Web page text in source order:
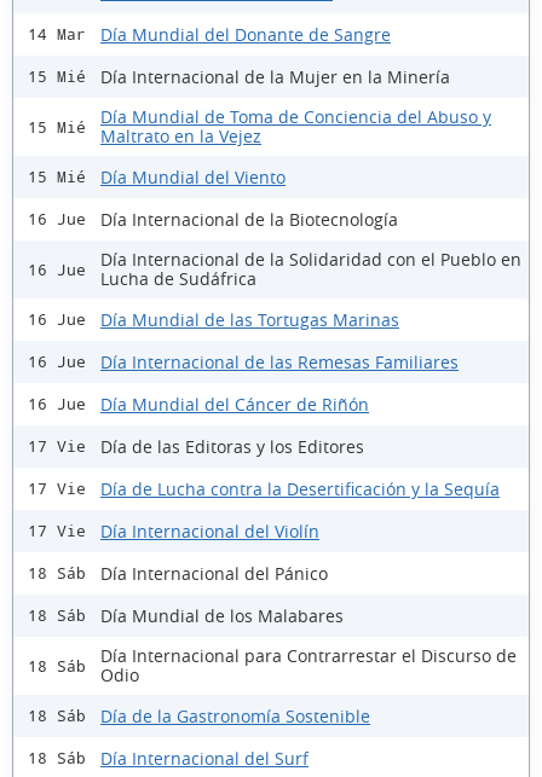
14 Mar Día Mundial del Donante de Sangre
15 Mié Día Internacional de la Mujer en la Minería
15 Mié
Día Mundial de Toma de Conciencia del Abuso y
Maltrato en la Vejez
15 Mié Día Mundial del Viento
16 Jue Día Internacional de la Biotecnología
16 Jue
Día Internacional de la Solidaridad con el Pueblo en
Lucha de Sudáfrica
16 Jue Día Mundial de las Tortugas Marinas
16 Jue Día Internacional de las Remesas Familiares
16 Jue Día Mundial del Cáncer de Riñón
17 Vie Día de las Editoras y los Editores
17 Vie Día de Lucha contra la Desertificación y la Sequía
17 Vie Día Internacional del Violín
18 Sáb Día Internacional del Pánico
18 Sáb Día Mundial de los Malabares
18 Sáb
Día Internacional para Contrarrestar el Discurso de
Odio
18 Sáb Día de la Gastronomía Sostenible
18 Sáb Día Internacional del Surf